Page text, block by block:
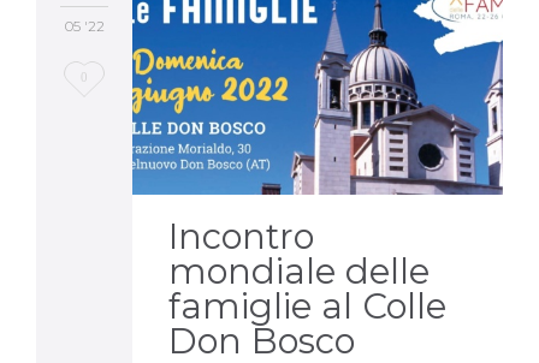
05 '22
Love
0
Incontro
mondiale delle
famiglie al Colle
Don Bosco